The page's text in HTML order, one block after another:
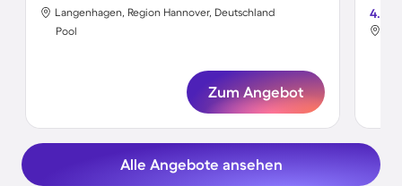
Langenhagen, Region Hannover, Deutschland
Pool
Zum Angebot
4.8
Alle Angebote ansehen